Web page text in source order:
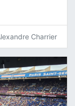
Charrier